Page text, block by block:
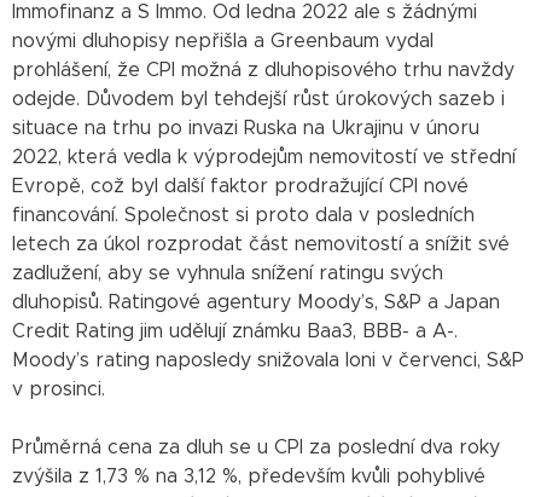
Immofinanz a S Immo. Od ledna 2022 ale s žádnými
novými dluhopisy nepřišla a Greenbaum vydal
prohlášení, že CPI možná z dluhopisového trhu navždy
odejde. Důvodem byl tehdejší růst úrokových sazeb i
situace na trhu po invazi Ruska na Ukrajinu v únoru
2022, která vedla k výprodejům nemovitostí ve střední
Evropě, což byl další faktor prodražující CPI nové
financování. Společnost si proto dala v posledních
letech za úkol rozprodat část nemovitostí a snížit své
zadlužení, aby se vyhnula snížení ratingu svých
dluhopisů. Ratingové agentury Moody’s, S&P a Japan
Credit Rating jim udělují známku Baa3, BBB- a A-.
Moody’s rating naposledy snižovala loni v červenci, S&P
v prosinci.
Průměrná cena za dluh se u CPI za poslední dva roky
zvýšila z 1,73 % na 3,12 %, především kvůli pohyblivé